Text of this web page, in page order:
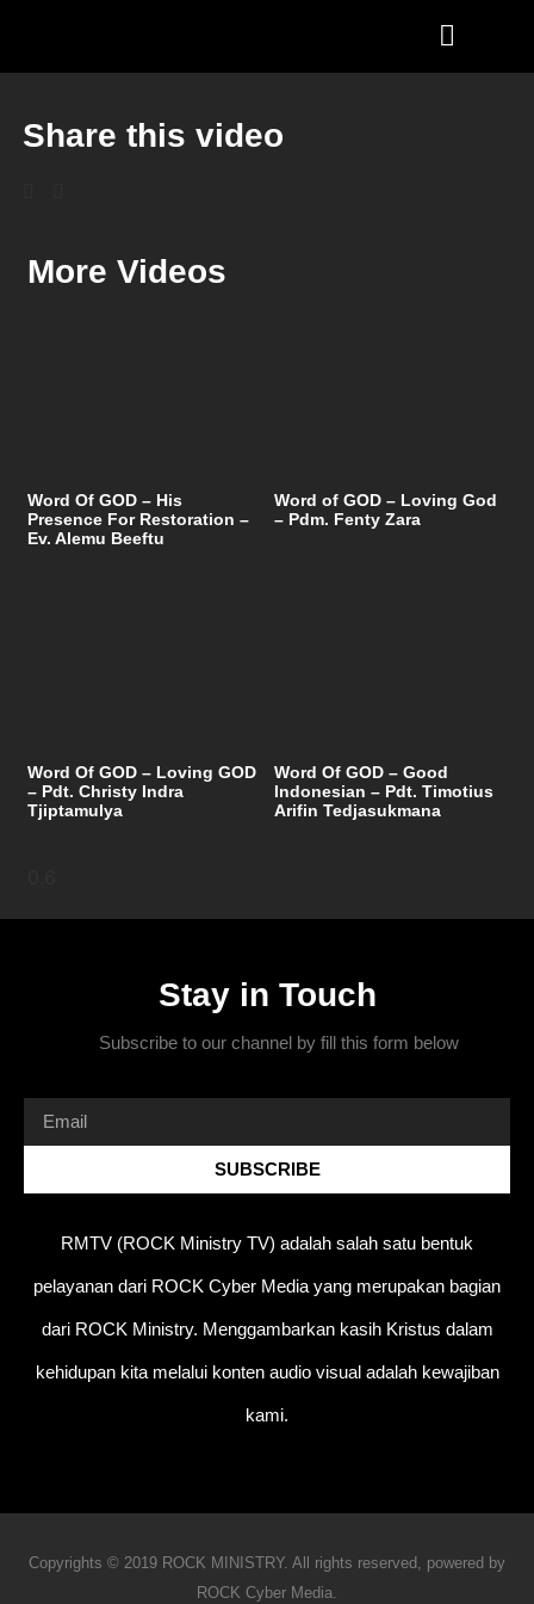
Share this video
More Videos
Word Of GOD – His
Presence For Restoration –
Ev. Alemu Beeftu
Word of GOD – Loving God
– Pdm. Fenty Zara
Word Of GOD – Loving GOD
– Pdt. Christy Indra
Tjiptamulya
Word Of GOD – Good
Indonesian – Pdt. Timotius
Arifin Tedjasukmana
Stay in Touch
Subscribe to our channel by fill this form below
SUBSCRIBE
RMTV (ROCK Ministry TV) adalah salah satu bentuk
pelayanan dari ROCK Cyber Media yang merupakan bagian
dari ROCK Ministry. Menggambarkan kasih Kristus dalam
kehidupan kita melalui konten audio visual adalah kewajiban
kami.
Copyrights © 2019 ROCK MINISTRY. All rights reserved, powered by
ROCK Cyber Media.